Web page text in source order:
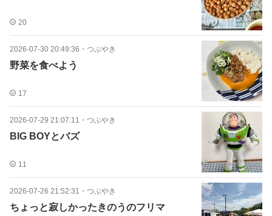
20
2026-07-30 20:49:36 ・ つぶやき
野菜を食べよう
17
2026-07-29 21:07:11 ・ つぶやき
BIG BOYとバズ
11
2026-07-26 21:52:31 ・ つぶやき
ちょっと寂しかったきのうのフリマ